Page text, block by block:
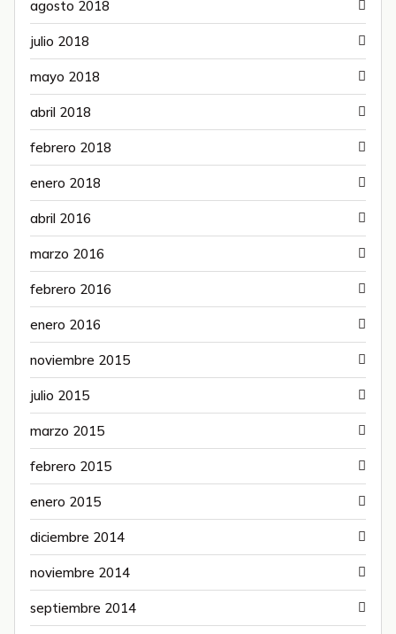
agosto 2018
julio 2018
mayo 2018
abril 2018
febrero 2018
enero 2018
abril 2016
marzo 2016
febrero 2016
enero 2016
noviembre 2015
julio 2015
marzo 2015
febrero 2015
enero 2015
diciembre 2014
noviembre 2014
septiembre 2014